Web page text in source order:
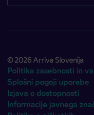
© 2026 Arriva Slovenija
Politika zasebnosti in
Splošni pogoji uporabe
Izjava o dostopnosti
Informacije javnega